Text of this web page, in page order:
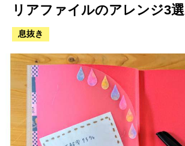
リアファイルのアレンジ3選
息抜き